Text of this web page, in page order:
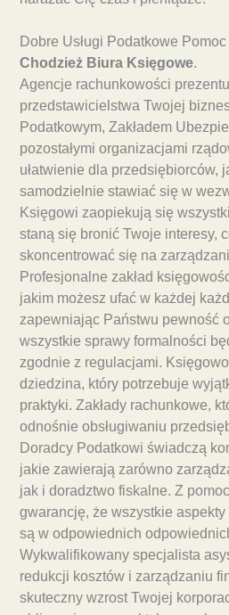
Dobre Usługi Podatkowe
Chodzież Biura Księgowe.
Agencje rachunkowości
przedstawicielstwa Twojej
Podatkowym, Zakładem
pozostałymi organizacjami
ułatwienie dla przedsiębiorców,
samodzielnie stawiać się w
Księgowi zaopiekują się
staną się bronić Twoje interesy,
skoncentrować się na
Profesjonalne zakład
jakim możesz ufać w każdej
zapewniając Państwu pewność
wszystkie sprawy formalności
zgodnie z regulacjami.
dziedzina, który potrzebuje
praktyki. Zakłady rachunkowe,
odnośnie obsługiwaniu
Doradcy Podatkowi świadczą
jakie zawierają zarówno
jak i doradztwo fiskalne. Z
gwarancję, że wszystkie
są w odpowiednich
Wykwalifikowany specjalista
redukcji kosztów i zarządzaniu
skuteczny wzrost Twojej